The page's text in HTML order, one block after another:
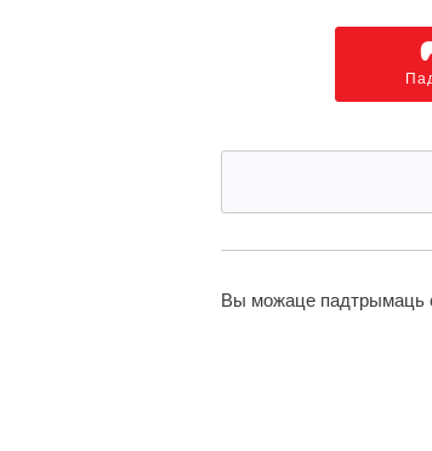
Вы можаце падтрымаць